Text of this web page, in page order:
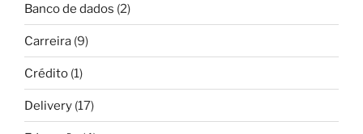
Banco de dados (2)
Carreira (9)
Crédito (1)
Delivery (17)